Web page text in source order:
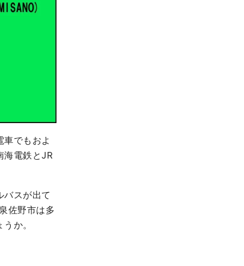
でもおよ
海電鉄とJR
バスが出て
佐野市は多
か。